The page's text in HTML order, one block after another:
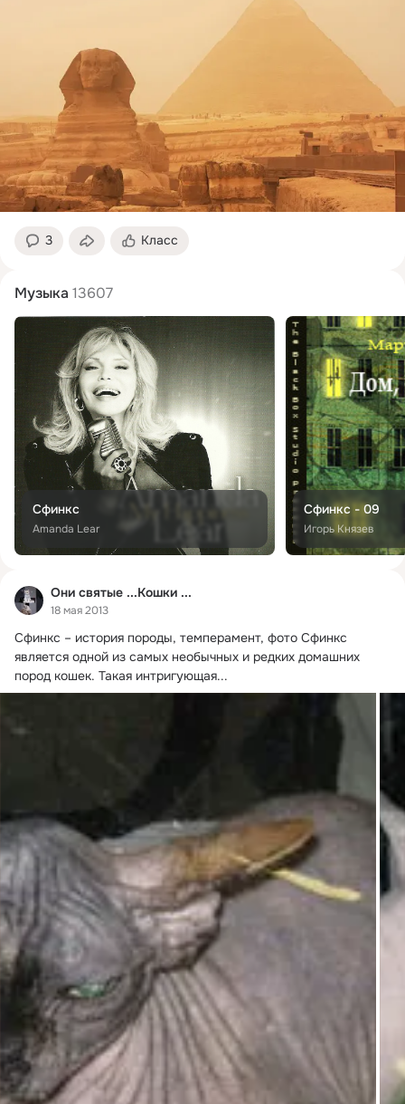
3 Класс
Музыка 13607
Сфинкс
Amanda Lear
Сфинкс - 09
Игорь Князев
Они святые ...Кошки ...
18 мая 2013
Сфинкс – история породы, темперамент, фото Сфинкс
является одной из самых необычных и редких домашних
пород кошек. Такая интригующая...